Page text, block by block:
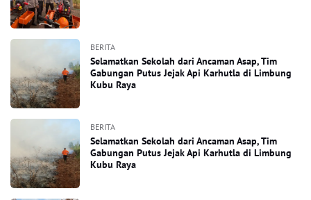
BERITA
Selamatkan Sekolah dari Ancaman Asap, Tim
Gabungan Putus Jejak Api Karhutla di Limbung
Kubu Raya
BERITA
Selamatkan Sekolah dari Ancaman Asap, Tim
Gabungan Putus Jejak Api Karhutla di Limbung
Kubu Raya